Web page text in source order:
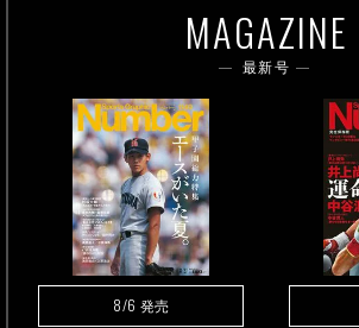
MAGAZINE
最新号
8/6 発売